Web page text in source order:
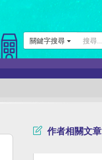
關鍵字搜尋
作者相關文章